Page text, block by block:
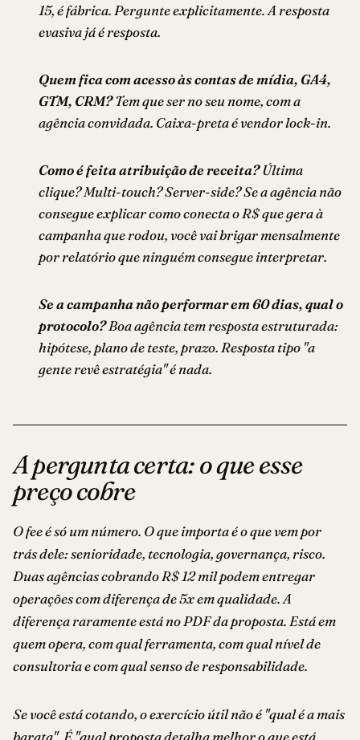
15, é fábrica. Pergunte explicitamente. A resposta
evasiva já é resposta.
Quem fica com acesso às contas de mídia, GA4,
GTM, CRM?Tem que ser no seu nome, com a
agência convidada. Caixa-preta é vendor lock-in.
Como é feita atribuição de receita?Última
clique? Multi-touch? Server-side? Se a agência não
consegue explicar como conecta o R$ que gera à
campanha que rodou, você vai brigar mensalmente
por relatório que ninguém consegue interpretar.
Se a campanha não performar em 60 dias, qual o
protocolo?Boa agência tem resposta estruturada:
hipótese, plano de teste, prazo. Resposta tipo "a
gente revê estratégia" é nada.
A pergunta certa: o que esse
preço cobre
O fee é só um número. O que importa é o que vem por
trás dele: senioridade, tecnologia, governança, risco.
Duas agências cobrando R$ 12 mil podem entregar
operações com diferença de 5x em qualidade. A
diferença raramente está no PDF da proposta. Está em
quem opera, com qual ferramenta, com qual nível de
consultoria e com qual senso de responsabilidade.
Se você está cotando, o exercício útil não é "qual é a mais
barata". É "qual proposta detalha melhor o que está